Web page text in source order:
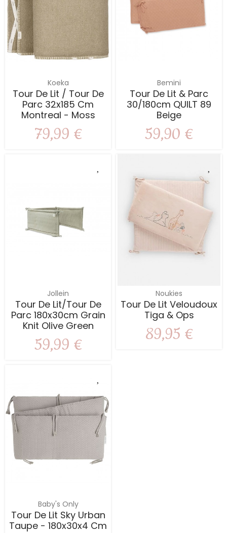
Koeka
Tour De Lit / Tour De
Parc 32x185 Cm
Montreal - Moss
79,99 €
Bemini
Tour De Lit & Parc
30/180cm QUILT 89
Beige
59,90 €
Jollein
Tour De Lit/Tour De
Parc 180x30cm Grain
Knit Olive Green
59,99 €
Noukies
Tour De Lit Veloudoux
Tiga & Ops
89,95 €
Baby's Only
Tour De Lit Sky Urban
Taupe - 180x30x4 Cm